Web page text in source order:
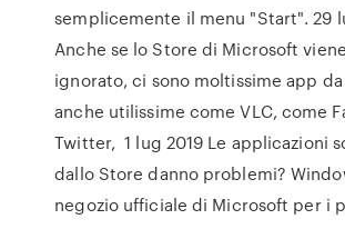
semplicemente il menu "Start". 29
Anche se lo Store di Microsoft
ignorato, ci sono moltissime app
anche utilissime come VLC, come
Twitter, 1 lug 2019 Le applicazioni
dallo Store danno problemi?
negozio ufficiale di Microsoft per i